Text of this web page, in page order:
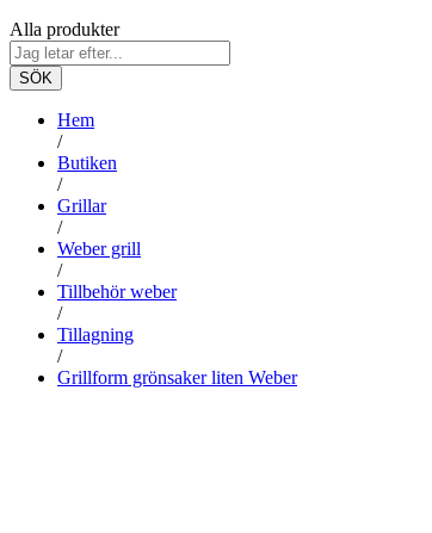
Alla produkter
SÖK
Hem
/
Butiken
/
Grillar
/
Weber grill
/
Tillbehör weber
/
Tillagning
/
Grillform grönsaker liten Weber